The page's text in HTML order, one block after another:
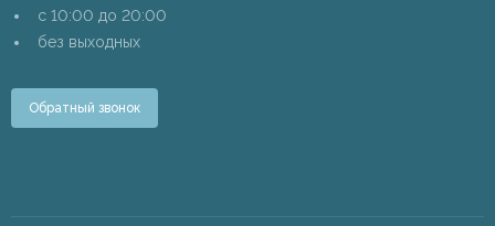
c 10:00 до 20:00
без выходных
Обратный звонок